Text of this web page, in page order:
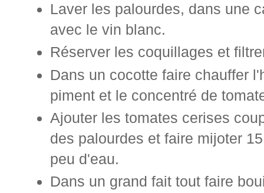
Laver les palourdes, dans une
avec le vin blanc.
Réserver les coquillages et
Dans un cocotte faire chauffer
piment et le concentré de
Ajouter les tomates cerises
des palourdes et faire mijoter
peu d'eau.
Dans un grand fait tout faire